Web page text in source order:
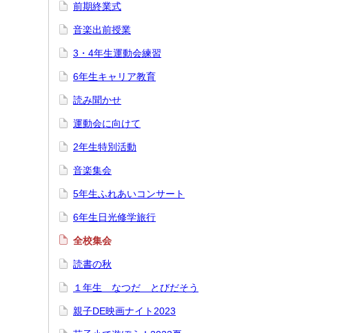
前期終業式
音楽出前授業
3・4年生運動会練習
6年生キャリア教育
読み聞かせ
運動会に向けて
2年生特別活動
音楽集会
5年生ふれあいコンサート
6年生日光修学旅行
全校集会
読書の秋
１年生 なつだ とびだそう
親子DE映画ナイト2023